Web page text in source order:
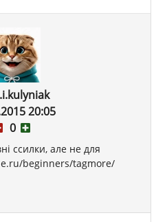
20:05
0
ссилки, але не для
beginners/tagmore/